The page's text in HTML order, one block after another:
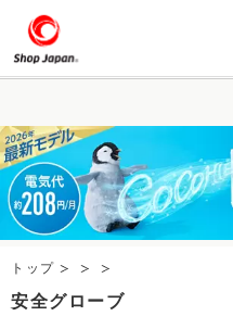
トゥルースリーパー
掃除機 クッキングプロ
エアコン
トップ
安全グローブ